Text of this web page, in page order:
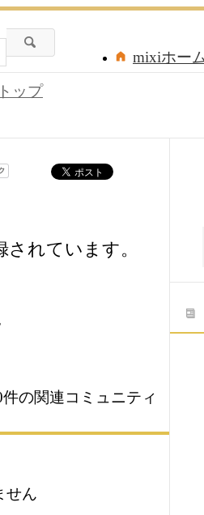
mixiホー
ップ
されています。
件の関連コミュニティ
せん